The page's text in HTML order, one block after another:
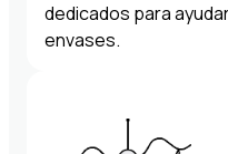
dedicados para
envases.